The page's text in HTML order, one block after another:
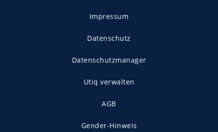
Impressum
Datenschutz
Datenschutzmanager
Utiq verwalten
AGB
Gender-Hinweis